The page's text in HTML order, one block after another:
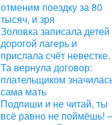
отменим поездку за 80
тысяч, и зря
Золовка записала детей
дорогой лагерь и
прислала счёт невестке.
Та вернула договор:
плательщиком
сама мать
Подпиши и не читай, ты
всё равно не поймёшь!